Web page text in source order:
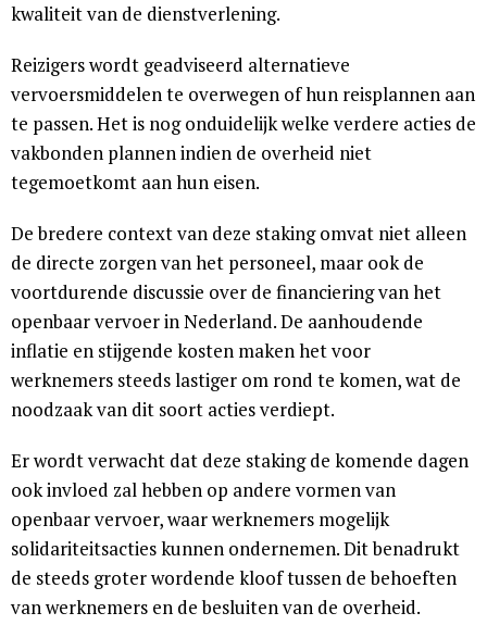
kwaliteit van de dienstverlening.
Reizigers wordt geadviseerd alternatieve
vervoersmiddelen te overwegen of hun reisplannen aan
te passen. Het is nog onduidelijk welke verdere acties de
vakbonden plannen indien de overheid niet
tegemoetkomt aan hun eisen.
De bredere context van deze staking omvat niet alleen
de directe zorgen van het personeel, maar ook de
voortdurende discussie over de financiering van het
openbaar vervoer in Nederland. De aanhoudende
inflatie en stijgende kosten maken het voor
werknemers steeds lastiger om rond te komen, wat de
noodzaak van dit soort acties verdiept.
Er wordt verwacht dat deze staking de komende dagen
ook invloed zal hebben op andere vormen van
openbaar vervoer, waar werknemers mogelijk
solidariteitsacties kunnen ondernemen. Dit benadrukt
de steeds groter wordende kloof tussen de behoeften
van werknemers en de besluiten van de overheid.